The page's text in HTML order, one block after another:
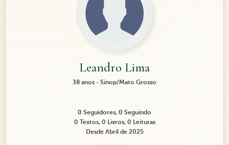
Leandro Lima
38 anos - Sinop/Mato Grosso
0 Seguidores, 0 Seguindo
0 Textos, 0 Livros, 0 Leituras
Desde Abril de 2025